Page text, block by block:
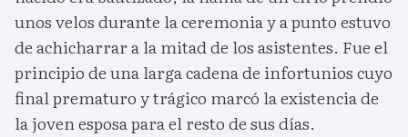
unos velos durante la ceremonia y a punto estuvo
de achicharrar a la mitad de los asistentes. Fue el
principio de una larga cadena de infortunios cuyo
final prematuro y trágico marcó la existencia de
la joven esposa para el resto de sus días.